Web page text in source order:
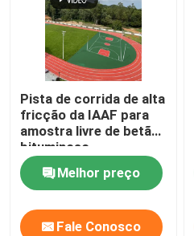
Pista de corrida de alta
fricção da IAAF para
amostra livre de betão
bituminoso
Melhor preço
Fale Conosco